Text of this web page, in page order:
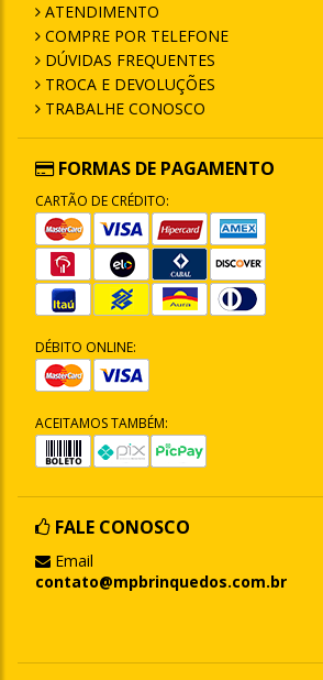
ATENDIMENTO
COMPRE POR TELEFONE
DÚVIDAS FREQUENTES
TROCA E DEVOLUÇÕES
TRABALHE CONOSCO
FORMAS DE PAGAMENTO
CARTÃO DE CRÉDITO:
DÉBITO ONLINE:
ACEITAMOS TAMBÉM:
FALE CONOSCO
Email
contato@mpbrinquedos.com.br